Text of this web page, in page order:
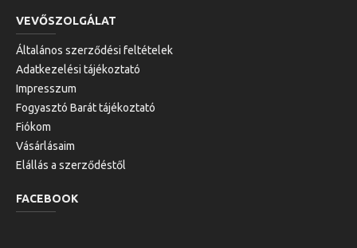
VEVŐSZOLGÁLAT
Általános szerződési feltételek
Adatkezelési tájékoztató
Impresszum
Fogyasztó Barát tájékoztató
Fiókom
Vásárlásaim
Elállás a szerződéstől
FACEBOOK